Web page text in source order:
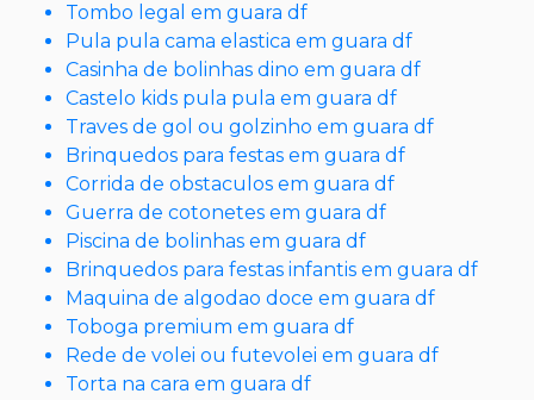
Tombo legal em guara df
Pula pula cama elastica em guara df
Casinha de bolinhas dino em guara df
Castelo kids pula pula em guara df
Traves de gol ou golzinho em guara df
Brinquedos para festas em guara df
Corrida de obstaculos em guara df
Guerra de cotonetes em guara df
Piscina de bolinhas em guara df
Brinquedos para festas infantis em guara df
Maquina de algodao doce em guara df
Toboga premium em guara df
Rede de volei ou futevolei em guara df
Torta na cara em guara df